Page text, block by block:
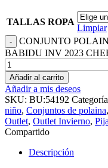
TALLAS ROPA
Limpiar
CONJUNTO
BABIDU INV 2023
Añadir al carrito
Añadir a mis deseos
SKU: BU:54192
niño, Conjuntos de polaina,
Outlet, Outlet Invierno,
Compartido
Descripción